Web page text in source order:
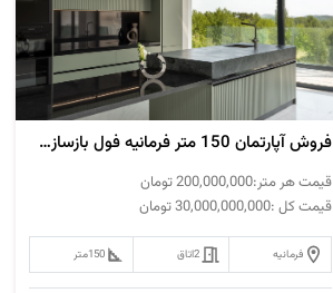
فروش‌ آپارتمان 150 متر فرمانیه فول بازسازی مدرن
قیمت هر متر:200,000,000تومان
قیمت کل :30,000,000,000تومان
فرمانیه 2اتاق 150متر